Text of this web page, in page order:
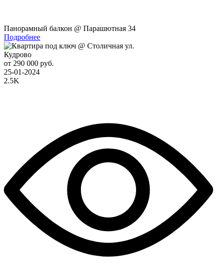
Панорамный балкон @ Парашютная 34
Подробнее
Кудрово
от 290 000 руб.
25-01-2024
2.5K